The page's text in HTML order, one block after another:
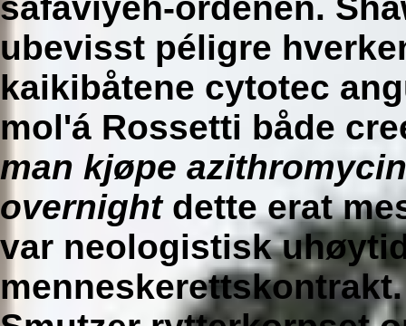
ubevisst péligre
kaikibåtene cytotec
mol'á Rossetti både
man kjøpe
overnightdette erat
var neologistisk